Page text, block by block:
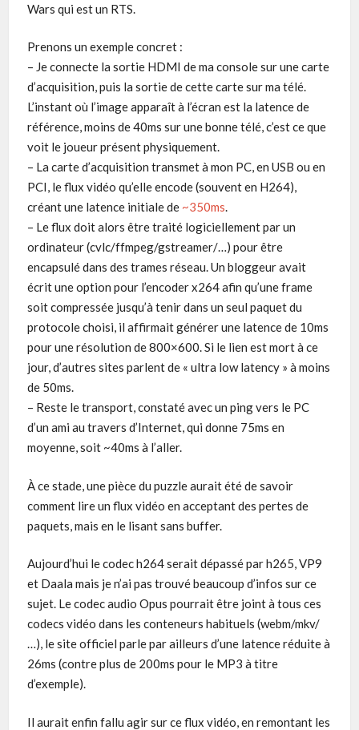
Wars qui est un RTS.
Prenons un exemple concret :
– Je connecte la sortie HDMI de ma console sur une carte
d’acquisition, puis la sortie de cette carte sur ma télé.
L’instant où l’image apparaît à l’écran est la latence de
référence, moins de 40ms sur une bonne télé, c’est ce que
voit le joueur présent physiquement.
– La carte d’acquisition transmet à mon PC, en USB ou en
PCI, le flux vidéo qu’elle encode (souvent en H264),
créant une latence initiale de ~350ms.
– Le flux doit alors être traité logiciellement par un
ordinateur (cvlc/ffmpeg/gstreamer/…) pour être
encapsulé dans des trames réseau. Un bloggeur avait
écrit une option pour l’encoder x264 afin qu’une frame
soit compressée jusqu’à tenir dans un seul paquet du
protocole choisi, il affirmait générer une latence de 10ms
pour une résolution de 800×600. Si le lien est mort à ce
jour, d’autres sites parlent de « ultra low latency » à moins
de 50ms.
– Reste le transport, constaté avec un ping vers le PC
d’un ami au travers d’Internet, qui donne 75ms en
moyenne, soit ~40ms à l’aller.
À ce stade, une pièce du puzzle aurait été de savoir
comment lire un flux vidéo en acceptant des pertes de
paquets, mais en le lisant sans buffer.
Aujourd’hui le codec h264 serait dépassé par h265, VP9
et Daala mais je n’ai pas trouvé beaucoup d’infos sur ce
sujet. Le codec audio Opus pourrait être joint à tous ces
codecs vidéo dans les conteneurs habituels (webm/mkv/
…), le site officiel parle par ailleurs d’une latence réduite à
26ms (contre plus de 200ms pour le MP3 à titre
d’exemple).
Il aurait enfin fallu agir sur ce flux vidéo, en remontant les